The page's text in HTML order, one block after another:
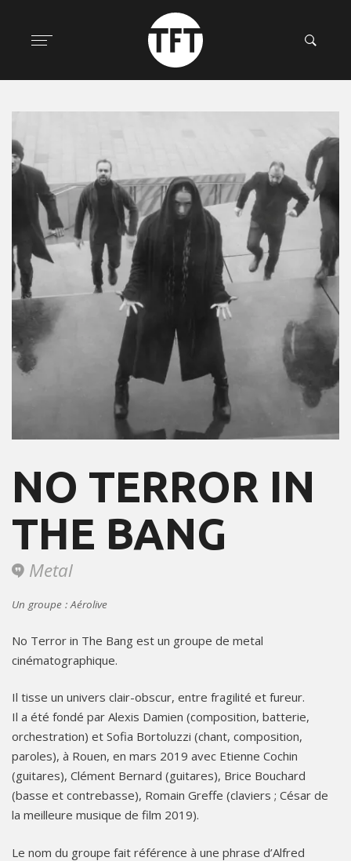
NO TERROR IN
THE BANG
Metal
Un groupe : Aérolive
No Terror in The Bang est un groupe de metal
cinématographique.
Il tisse un univers clair-obscur, entre fragilité et fureur.
Il a été fondé par Alexis Damien (composition, batterie,
orchestration) et Sofia Bortoluzzi (chant, composition,
paroles), à Rouen, en mars 2019 avec Etienne Cochin
(guitares), Clément Bernard (guitares), Brice Bouchard
(basse et contrebasse), Romain Greffe (claviers ; César de
la meilleure musique de film 2019).
Le nom du groupe fait référence à une phrase d’Alfred